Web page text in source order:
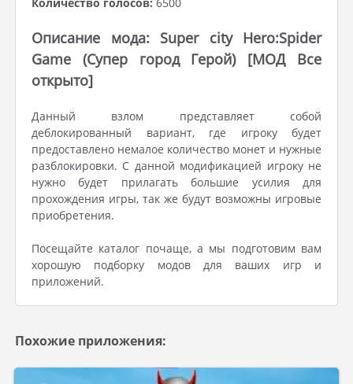
Описание мода: Super city Hero:Spider
Game (Супер город Герой) [МОД Все
открыто]
Данный взлом представляет собой
деблокированный вариант, где игроку будет
предоставлено немалое количество монет и нужные
разблокировки. С данной модификацией игроку не
нужно будет прилагать большие усилия для
прохождения игры, так же будут возможны игровые
приобретения.
Посещайте каталог почаще, а мы подготовим вам
хорошую подборку модов для ваших игр и
приложений.
Похожие приложения: